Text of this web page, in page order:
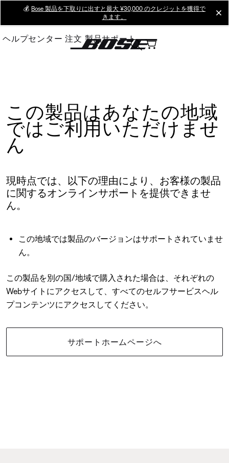
Main
💰 Bose 製品を下取りに出すと最大 ¥30,000 のクレジットを獲得で
きます。
ヘルプセンター 注文 製品サポート
この製品はあなたの地域
ではご利用いただけませ
ん
現時点では、以下の理由により、お客様の製品
に関するオンラインサポートを提供できませ
ん。
この地域では製品のバージョンはサポートされていませ
ん。
この製品を別の国/地域で購入された場合は、それぞれの
Webサイトにアクセスして、すべてのセルフサービスヘル
プコンテンツにアクセスしてください。
サポートホームページへ